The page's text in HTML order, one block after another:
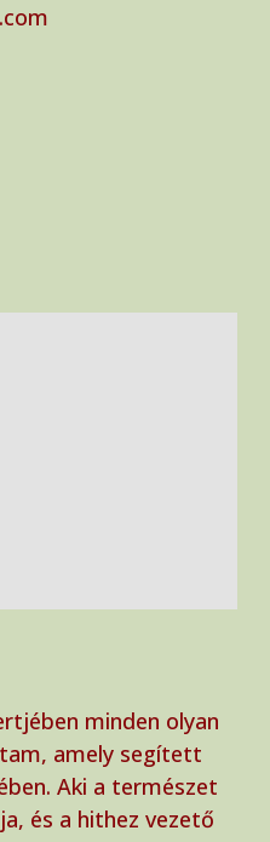
minden olyan
amely segített
Aki a természet
és a hithez vezető